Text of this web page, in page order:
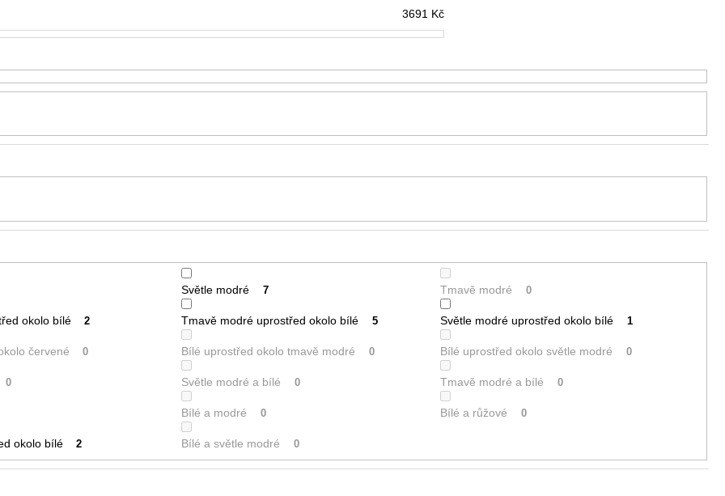
3691 Kč
Světle modré 7 Tmavě modré 0
okolo bílé 2 Tmavě modré uprostřed okolo bílé 5 Světle modré uprostřed okolo bílé 1
červené 0 Bílé uprostřed okolo tmavě modré 0 Bílé uprostřed okolo světle modré 0
0 Světle modré a bílé 0 Tmavě modré a bílé 0
Bílé a modré 0 Bílé a růžové 0
okolo bílé 2 Bílé a světle modré 0